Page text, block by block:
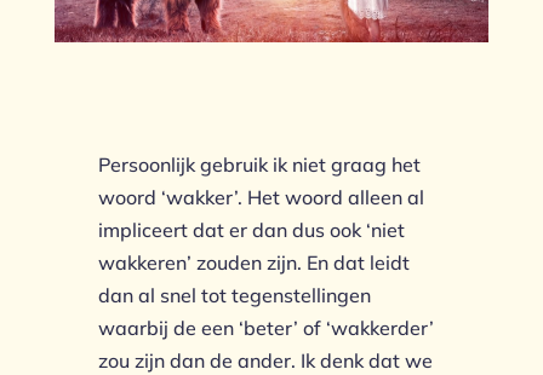
Persoonlijk gebruik ik niet graag het
woord ‘wakker’. Het woord alleen al
impliceert dat er dan dus ook ‘niet
wakkeren’ zouden zijn. En dat leidt
dan al snel tot tegenstellingen
waarbij de een ‘beter’ of ‘wakkerder’
zou zijn dan de ander. Ik denk dat we